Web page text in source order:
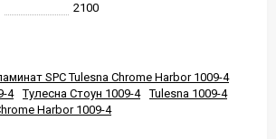
2100
SPC Tulesna Chrome Harbor 1009-4
4
Тулесна Стоун 1009-4
Tulesna 1009-4
Harbor 1009-4